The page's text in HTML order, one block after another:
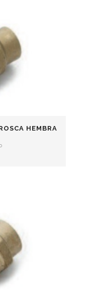
HEMBRA